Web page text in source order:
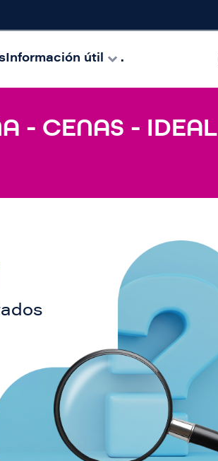
Información útil .
- CENAS - IDEAL